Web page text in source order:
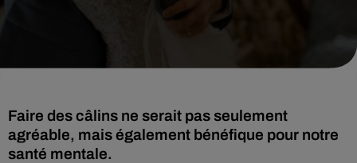
Faire des câlins ne serait pas seulement
agréable, mais également bénéfique pour notre
santé mentale.